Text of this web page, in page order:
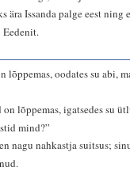
ära Issanda palge eest ning
lõppemas, oodates su abi,
lõppemas, igatsedes su
mind?”
nagu nahkastja suitsus;